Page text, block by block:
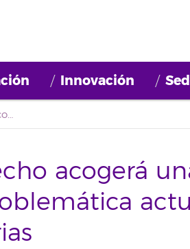
Innovación
La Facultad de Derecho acogerá unas jornadas sobre la problemática actual del urbanismo en canarias
acogerá